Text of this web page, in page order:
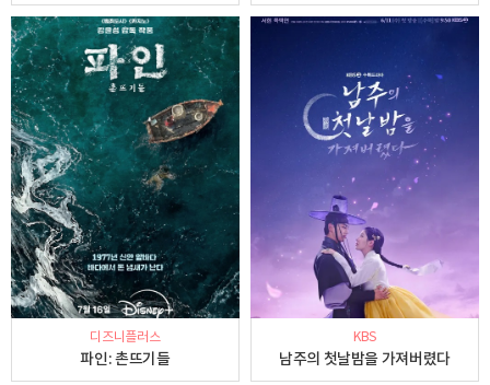
디즈니플러스
파인: 촌뜨기들
KBS
남주의 첫날밤을 가져버렸다